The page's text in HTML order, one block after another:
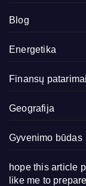
Blog
Energetika
Finansų patarimai
Geografija
Gyvenimo būdas
hope this article
like me to